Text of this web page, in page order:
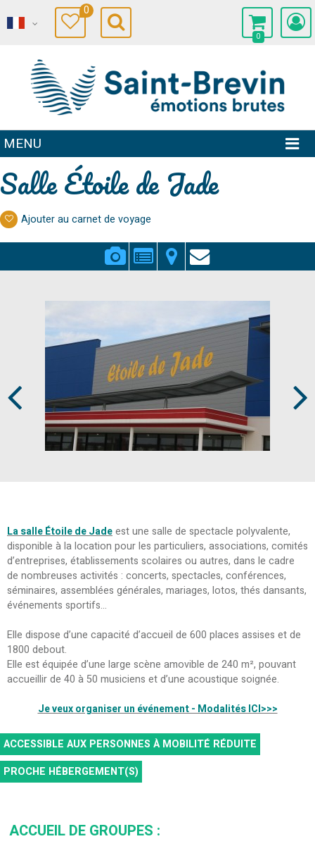
0
0
MENU
Salle Étoile de Jade
Ajouter au carnet de voyage
La salle Étoile de Jadeest une salle de spectacle polyvalente,
disponible à la location pour les particuliers, associations, comités
d’entreprises, établissements scolaires ou autres, dans le cadre
de nombreuses activités : concerts, spectacles, conférences,
séminaires, assemblées générales, mariages, lotos, thés dansants,
événements sportifs...
Elle dispose d’une capacité d’accueil de 600 places assises et de
1800 debout.
Elle est équipée d’une large scène amovible de 240 m², pouvant
accueillir de 40 à 50 musiciens et d’une acoustique soignée.
Je veux organiser un événement - Modalités ICI>>>
ACCESSIBLE AUX PERSONNES À MOBILITÉ RÉDUITE
PROCHE HÉBERGEMENT(S)
ACCUEIL DE GROUPES :